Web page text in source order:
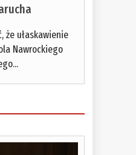
że ułaskawienie
Nawrockiego